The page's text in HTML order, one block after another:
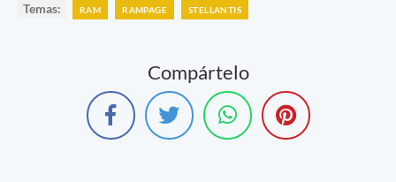
Temas: RAM RAMPAGE STELLANTIS
Compártelo